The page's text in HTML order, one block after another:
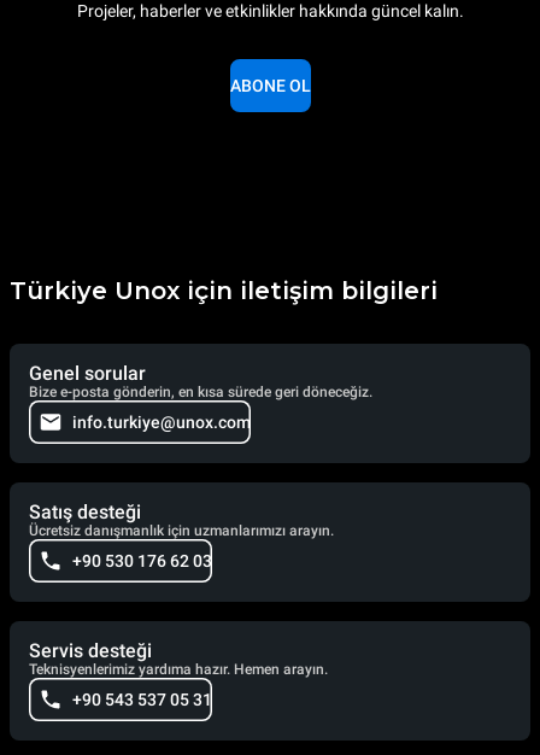
Projeler, haberler ve etkinlikler hakkında güncel kalın.
ABONE OL
Türkiye Unox için iletişim bilgileri
Genel sorular
Bize e-posta gönderin, en kısa sürede geri döneceğiz.
info.turkiye@unox.com
Satış desteği
Ücretsiz danışmanlık için uzmanlarımızı arayın.
+90 530 176 62 03
Servis desteği
Teknisyenlerimiz yardıma hazır. Hemen arayın.
+90 543 537 05 31